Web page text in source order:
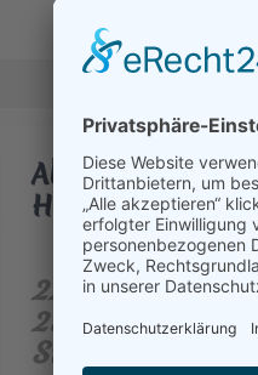
Hersfelder
22.08.2026
22. August 2026
23. August 2026
Stiftsruine Bad